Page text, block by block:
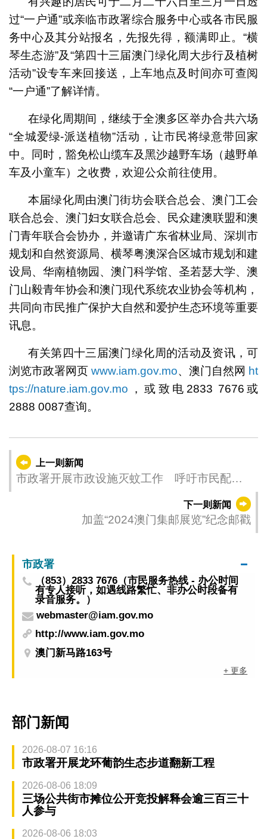
过“一户通”或亲临市政署综合服务中心或各市民服
务中心及其分站报名，先报先得，额满即止。“横
琴生态游”及“第四十三届澳门绿化周大步行及植树
活动”设专车来回接送，上车地点及时间亦可查阅
“一户通”了解详情。
在绿化周期间，继续于全澳多区举办合共六场
“全城爱绿-派送植物”活动，让市民将绿意带回家
中。同时，豁免松山缆车及黑沙越野车场（越野单
车及小童车）之收费，欢迎公众前往使用。
本届绿化周由澳门街坊会联合总会、澳门工会
联合总会、澳门妇女联合总会、民众建澳联盟和澳
门青年联合会协办，并邀请广东省林业局、深圳市
规划和自然资源局、横琴粤澳深合区城市规划和建
设局、华南植物园、澳门科学馆、圣若瑟大学、澳
门山毅青年协会和澳门现代系统农业协会等机构，
共同向市民推广保护大自然和爱护生态环境等重要
讯息。
有关第四十三届澳门绿化周的活动及资讯，可
浏览市政署网页 www.iam.gov.mo、澳门自然网 ht
tps://nature.iam.gov.mo ，或致电2833 7676或
2888 0087查询。
上一则新闻
市政署开展市政设施灭蚊工作 呼吁市民配合
下一则新闻
加盖“2024澳门集邮展览”纪念邮戳
市政署
（853）2833 7676（市民服务热线 - 办公时间
有专人接听，如遇线路繁忙、非办公时段备有
录音服务。）
webmaster@iam.gov.mo
http://www.iam.gov.mo
澳门新马路163号
+ 更多
部门新闻
2026-08-07 16:16
市政署开展龙环葡韵生态步道翻新工程
2026-08-06 18:09
三场公共街市摊位公开竞投解释会逾三百三十
人参与
2026-08-06 18:03